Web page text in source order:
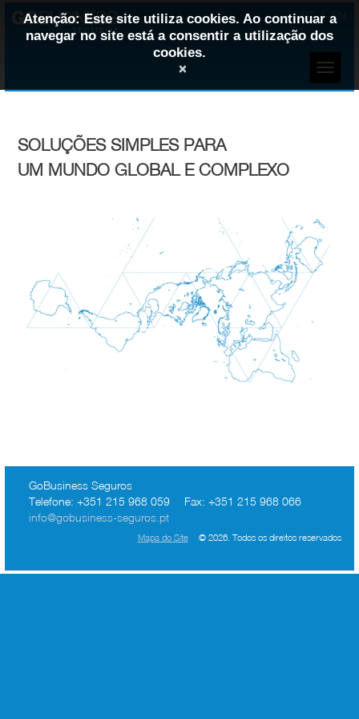
PT EN
SOLUÇÕES SIMPLES PARA
UM MUNDO GLOBAL E COMPLEXO
GoBusiness Seguros
Telefone:+351 215 968 059 Fax:+351 215 968 066
info@gobusiness-seguros.pt
Mapa do Site © 2026. Todos os direitos reservados
Atenção: Este site utiliza cookies. Ao continuar a
navegar no site está a consentir a utilização dos
cookies.
×